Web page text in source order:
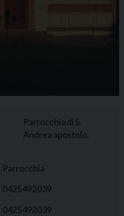
Parrocchia di S.
Andrea apostolo,
Parrocchia
0425492039
0425492039